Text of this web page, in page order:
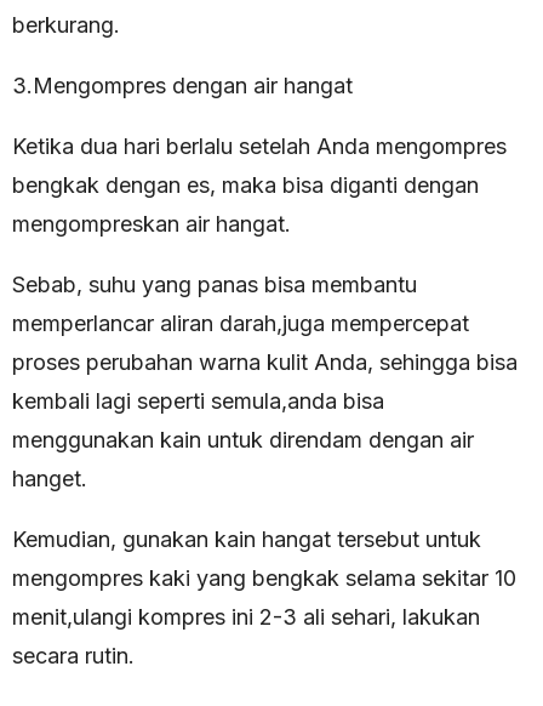
berkurang.
3.Mengompres dengan air hangat
Ketika dua hari berlalu setelah Anda mengompres
bengkak dengan es, maka bisa diganti dengan
mengompreskan air hangat.
Sebab, suhu yang panas bisa membantu
memperlancar aliran darah,juga mempercepat
proses perubahan warna kulit Anda, sehingga bisa
kembali lagi seperti semula,anda bisa
menggunakan kain untuk direndam dengan air
hanget.
Kemudian, gunakan kain hangat tersebut untuk
mengompres kaki yang bengkak selama sekitar 10
menit,ulangi kompres ini 2-3 ali sehari, lakukan
secara rutin.